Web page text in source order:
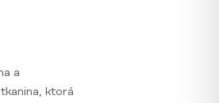
a
ktorá